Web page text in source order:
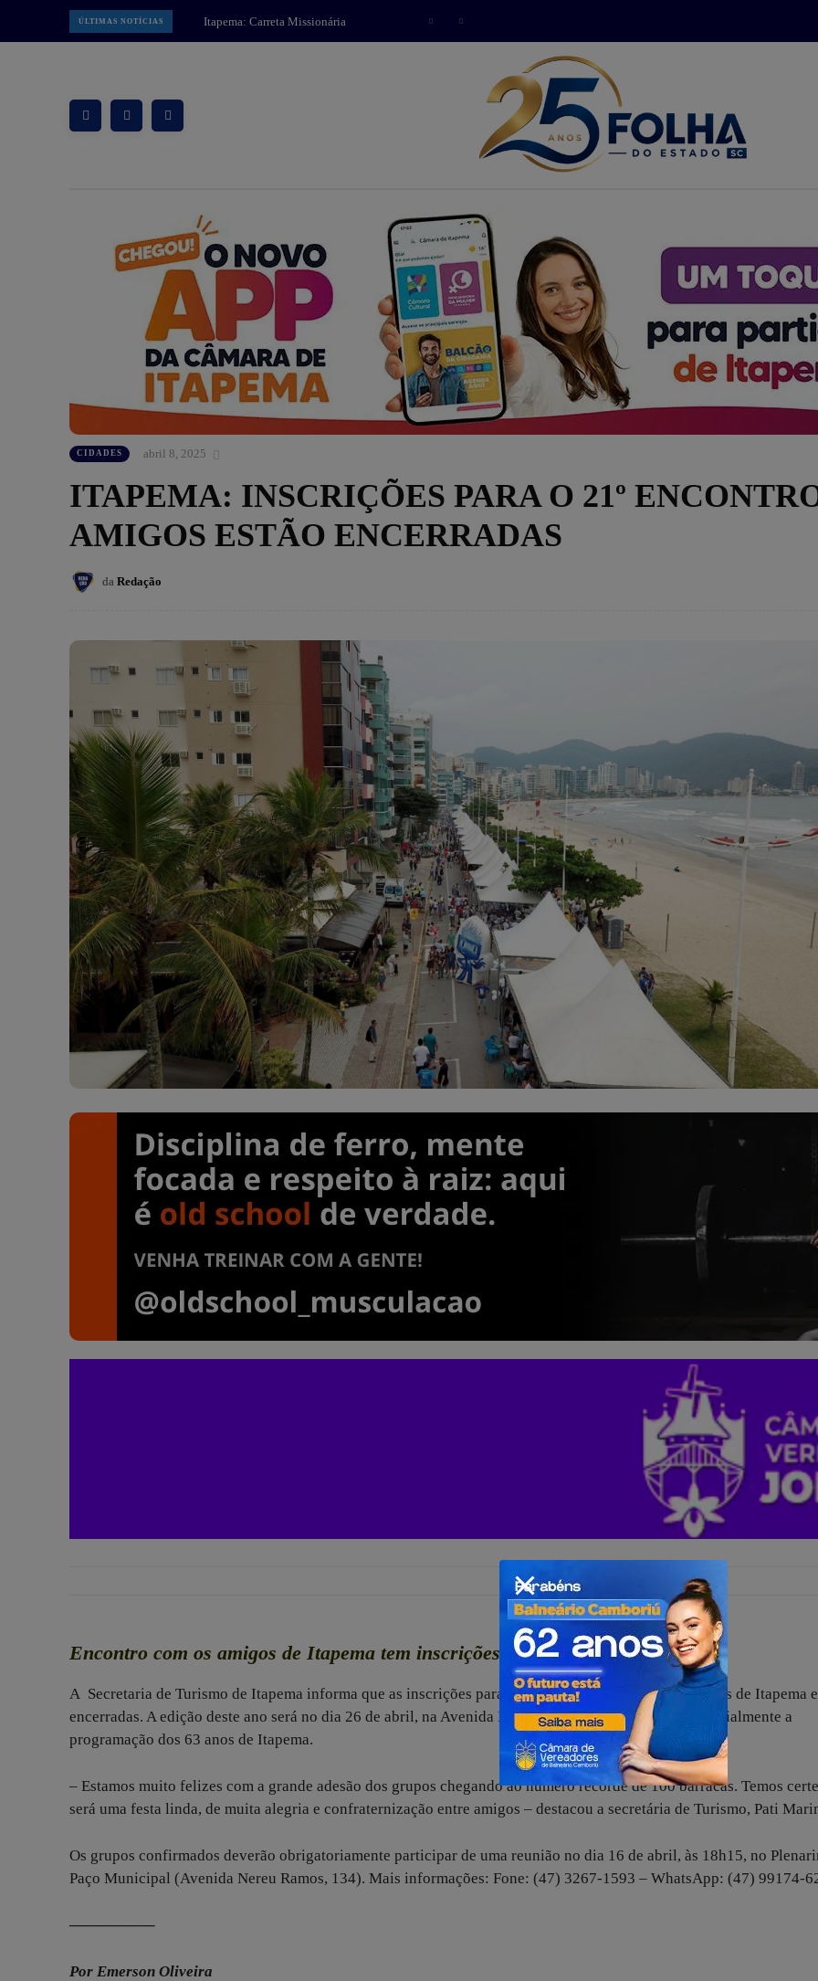
ÚLTIMAS NOTÍCIAS
Brusque: 17ª Volta Ciclística
Cidade de Brusque abre inscrições
CIDADES abril 8, 2025
ITAPEMA: INSCRIÇÕES PARA O 21º
AMIGOS ESTÃO ENCERRADAS
da Redação
Encontro com os amigos de Itapema tem inscrições encerradas
A Secretaria de Turismo de Itapema informa que as inscrições para o tradicional Encontro dos Amigos de Itapema
encerradas. A edição deste ano será no dia 26 de abril, na Avenida Beira Mar do Centro, e encerra oficialmente a
programação dos 63 anos de Itapema.
– Estamos muito felizes com a grande adesão dos grupos chegando ao número recorde de 100 barracas. Temos
será uma festa linda, de muita alegria e confraternização entre amigos – destacou a secretária de Turismo, Pati
Os grupos confirmados deverão obrigatoriamente participar de uma reunião no dia 16 de abril, às 18h15, no
Paço Municipal (Avenida Nereu Ramos, 134). Mais informações: Fone: (47) 3267-1593 – WhatsApp: (47) 99174-
—————–
Por Emerson Oliveira